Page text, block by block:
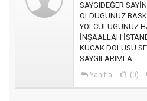
SAYGIDEĞER
OLDUGUNUZ
YOLCULUGUNUZ
İNŞAALLAH
KUCAK DOLUSU
SAYGILARIMLA
Yanıtla (0)